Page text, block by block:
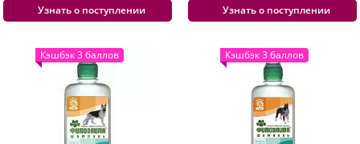
Узнать о поступлении Узнать о поступлении
Кэшбэк 3 баллов Кэшбэк 3 баллов